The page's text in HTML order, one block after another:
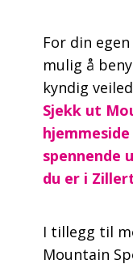
For din
mulig å
kyndig
Sjekk ut
spennende
du er i
I tillegg til
Mountain